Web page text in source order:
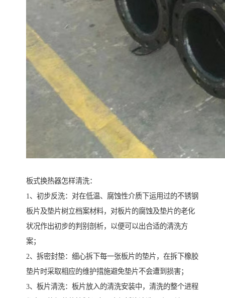
板式换热器怎样清洗：
1、初步反洗：对在低温、腐蚀性介质下运用过的不锈钢
板片及垫片树立档案材料，对板片的腐蚀及垫片的老化
状况作出初步的判别剖析，以便可以出合适的清洗方
案；
2、拆密封垫：细心拆下每一张板片的垫片，在拆下橡胶
垫片时采取相应的维护措施避免垫片不会遭到损害；
3、板片清洗：板片放入的清洗安装中，清洗的整个进程